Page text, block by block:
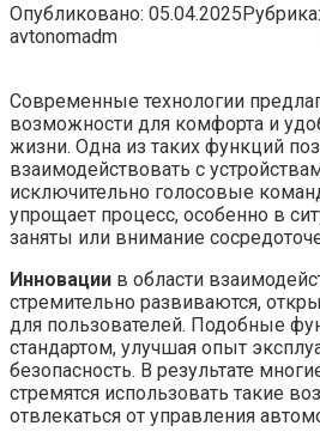
Опубликовано: 05.04.2025Рубрика:
avtonomadm
Современные технологии
возможности для комфорта и
жизни. Одна из таких функций
взаимодействовать с
исключительно голосовые
упрощает процесс, особенно в
заняты или внимание
Инновации в области
стремительно развиваются,
для пользователей. Подобные
стандартом, улучшая опыт
безопасность. В результате
стремятся использовать такие
отвлекаться от управления